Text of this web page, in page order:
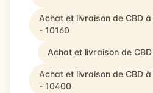
Achat et livraison de CBD
- 10160
Achat et livraison de
Achat et livraison de CBD
- 10400